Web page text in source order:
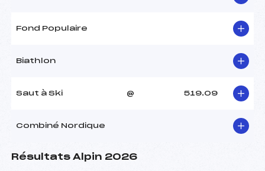
Fond Populaire
Biathlon
Saut à Ski @ 519.09
Combiné Nordique
Résultats Alpin 2026